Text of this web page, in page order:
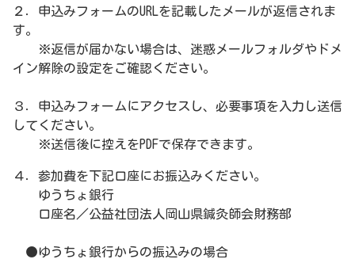
２．申込みフォームのURLを記載したメールが返信されま
す。
※返信が届かない場合は、迷惑メールフォルダやドメ
イン解除の設定をご確認ください。
３．申込みフォームにアクセスし、必要事項を入力し送信
してください。
※送信後に控えをPDFで保存できます。
４．参加費を下記口座にお振込みください。
ゆうちょ銀行
口座名／公益社団法人岡山県鍼灸師会財務部
●ゆうちょ銀行からの振込みの場合